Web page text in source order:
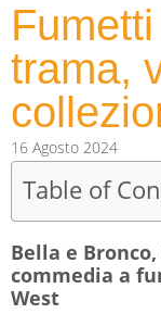
trama,
16 Agosto 2024
Table of
Bella e
commedia a
West